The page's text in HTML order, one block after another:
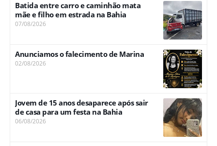
Batida entre carro e caminhão mata
mãe e filho em estrada na Bahia
07/08/2026
Anunciamos o falecimento de Marina
02/08/2026
Jovem de 15 anos desaparece após sair
de casa para um festa na Bahia
06/08/2026